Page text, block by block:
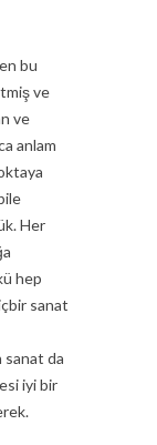
bu
ve
ve
anlam
Her
hep
sanat
sanat da
iyi bir